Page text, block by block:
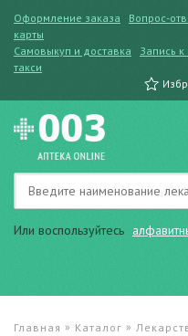
Оформление заказа Вопрос-
карты
Самовыкуп и доставка
Запись
такси
Или воспользуйтесь
Главная » Каталог »